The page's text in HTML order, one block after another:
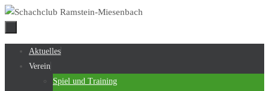
Zum
Zum
Inhalt
Aktuelles
Verein
Spiel und Training